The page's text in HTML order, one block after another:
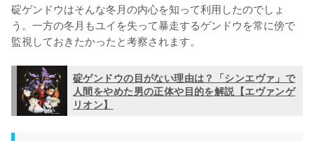
碇ゲンドウはそんな冬月の内心を知って利用したのでしょ
う。一方の冬月もユイを失って暴走するゲンドウを常に傍で
監視しておきたかったと考察されます。
碇ゲンドウの目がない理由は？「シンエヴァ」で
人間をやめた男の正体や目的を解説【エヴァンゲ
リオン】